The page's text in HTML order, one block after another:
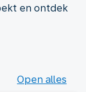
en ontdek
Open alles